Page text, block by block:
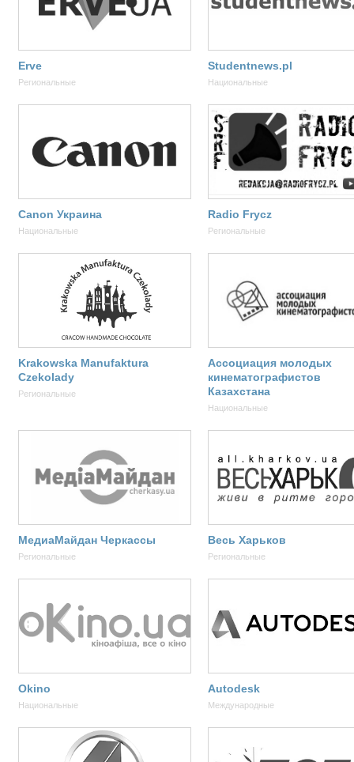
Erve
Региональные
Studentnews.pl
Национальные
Canon Украина
Национальные
Radio Frycz
Региональные
Krakowska Manufaktura
Czekolady
Региональные
Ассоциация молодых
кинематографистов
Казахстана
Национальные
МедиаМайдан Черкассы
Региональные
Весь Харьков
Региональные
Okino
Национальные
Autodesk
Международные